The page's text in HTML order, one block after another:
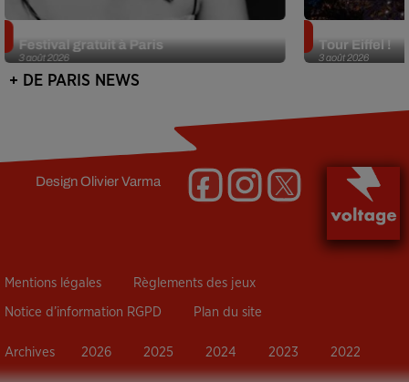
3 août 2026
Festival gratuit à Paris
3 août 2026
Tour Eiffel !
+ DE PARIS NEWS
DesignOlivier Varma
Mentions légales Règlements des jeux
Notice d’information RGPD Plan du site
Archives 2026 2025 2024 2023 2022